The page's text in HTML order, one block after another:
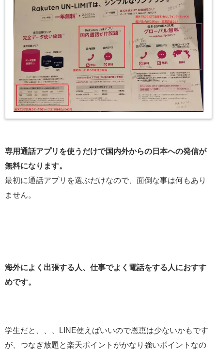
専用通話アプリを使うだけで国内外からの日本への発信が
無料になります。
最初に通話アプリを選ぶだけなので、面倒な事は何もあり
ません。
海外によく出張する人、仕事でよく電話をする人におすす
めです。
学生だと、、、LINE使えばいいので恩恵は少ないかもです
が、つなぎ放題と楽天ポイントがかなり強いポイントなの